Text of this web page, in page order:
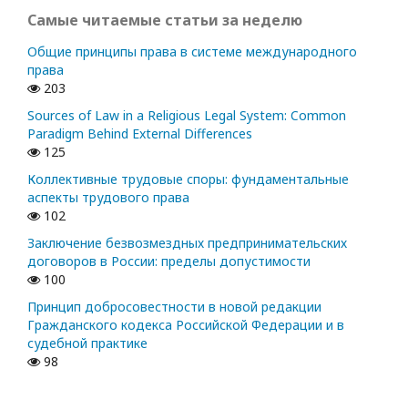
Самые читаемые статьи за неделю
Общие принципы права в системе международного
права
203
Sources of Law in a Religious Legal System: Common
Paradigm Behind External Differences
125
Коллективные трудовые споры: фундаментальные
аспекты трудового права
102
Заключение безвозмездных предпринимательских
договоров в России: пределы допустимости
100
Принцип добросовестности в новой редакции
Гражданского кодекса Российской Федерации и в
судебной практике
98